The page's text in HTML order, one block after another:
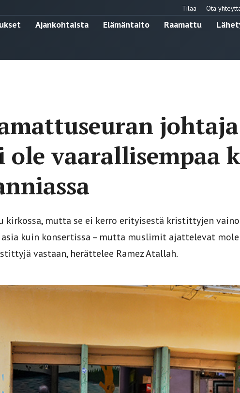
Tilaa Ota
Ajankohtaista Elämäntaito Raamattu
ole vaarallisempaa
kirkossa, mutta se ei kerro erityisestä kristittyjen
kuin konsertissa – mutta muslimit ajattelevat
vastaan, herättelee Ramez Atallah.